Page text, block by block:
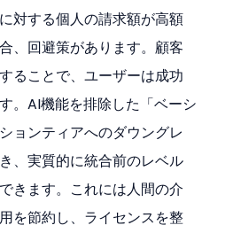
対する個人の請求額が高額
、回避策があります。顧客
ることで、ユーザーは成功
。AI機能を排除した「ベーシ
ョンティアへのダウングレ
、実質的に統合前のレベル
きます。これには人間の介
を節約し、ライセンスを整